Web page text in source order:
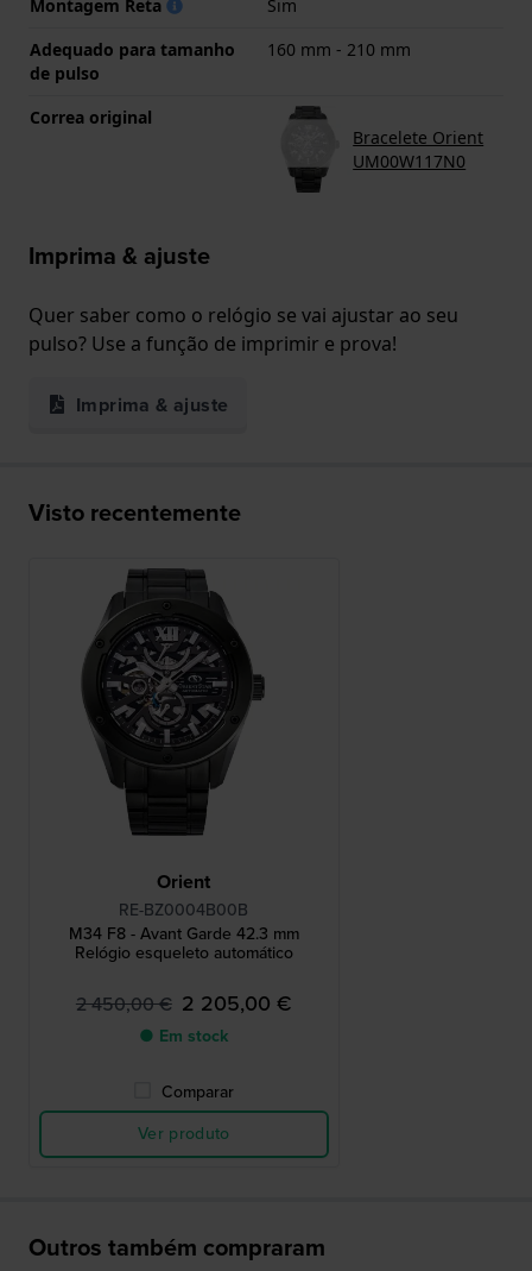
Montagem Reta
Sim
Adequado para tamanho
de pulso
160 mm - 210 mm
Correa original
Bracelete Orient
UM00W117N0
Imprima & ajuste
Quer saber como o relógio se vai ajustar ao seu
pulso? Use a função de imprimir e prova!
Imprima & ajuste
Visto recentemente
Orient
RE-BZ0004B00B
M34 F8 - Avant Garde 42.3 mm
Relógio esqueleto automático
2 450,00 € 2 205,00 €
● Em stock
Comparar
Ver produto
Outros também compraram